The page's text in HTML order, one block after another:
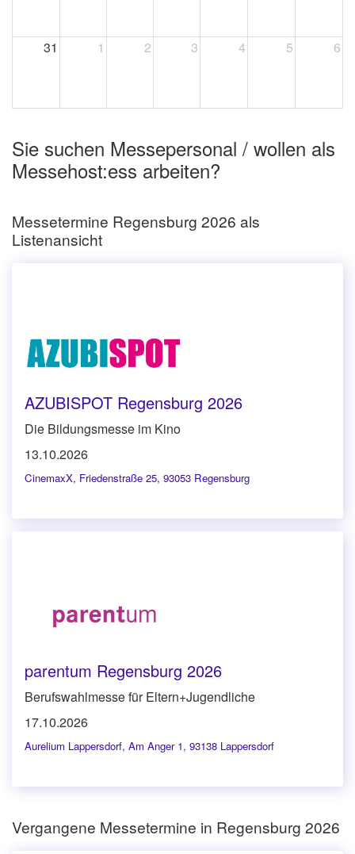
31 1 2 3 4 5 6
Sie suchen Messepersonal / wollen als
Messehost:ess arbeiten?
Messetermine Regensburg 2026 als
Listenansicht
AZUBISPOT Regensburg 2026
Die Bildungsmesse im Kino
13.10.2026
CinemaxX, Friedenstraße 25, 93053 Regensburg
parentum Regensburg 2026
Berufswahlmesse für Eltern+Jugendliche
17.10.2026
Aurelium Lappersdorf, Am Anger 1, 93138 Lappersdorf
Vergangene Messetermine in Regensburg 2026